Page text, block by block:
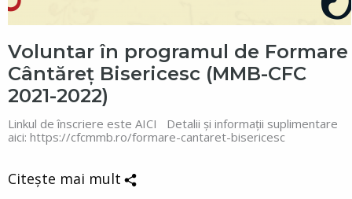
Voluntar în programul de Formare
Cântăreț Bisericesc (MMB-CFC
2021-2022)
Linkul de înscriere este AICI Detalii și informații suplimentare
aici: https://cfcmmb.ro/formare-cantaret-bisericesc
Citește mai mult